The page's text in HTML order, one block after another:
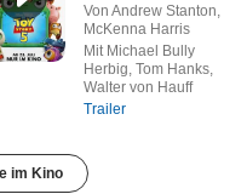
Von Andrew Stanton,
McKenna Harris
Mit Michael Bully
Herbig, Tom Hanks,
Walter von Hauff
Trailer
im Kino